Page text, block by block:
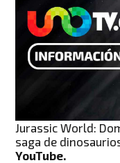
Jurassic World:
saga de
YouTube.